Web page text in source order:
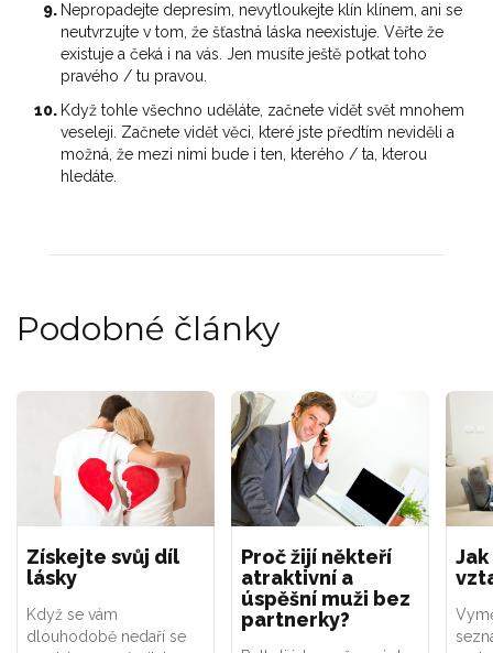
Nepropadejte depresím, nevytloukejte klín klínem, ani se
neutvrzujte v tom, že šťastná láska neexistuje. Věřte že
existuje a čeká i na vás. Jen musíte ještě potkat toho
pravého / tu pravou.
Když tohle všechno uděláte, začnete vidět svět mnohem
veseleji. Začnete vidět věci, které jste předtím neviděli a
možná, že mezi nimi bude i ten, kterého / ta, kterou
hledáte.
Podobné články
Získejte svůj díl
lásky
Když se vám
dlouhodobě nedaří se
Proč žijí někteří
atraktivní a
úspěšní muži bez
partnerky?